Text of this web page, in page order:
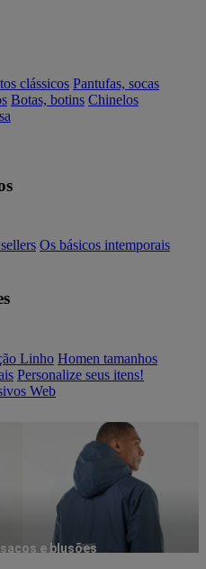
clássicos Pantufas, socas
Botas, botins Chinelos
Os básicos intemporais
Linho Homen tamanhos
Personalize seus itens!
Web
e blusões